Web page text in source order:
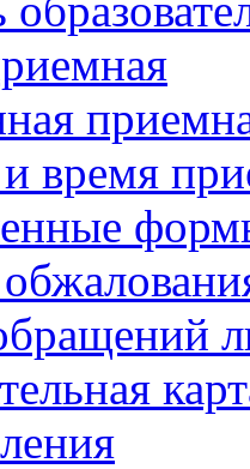
время